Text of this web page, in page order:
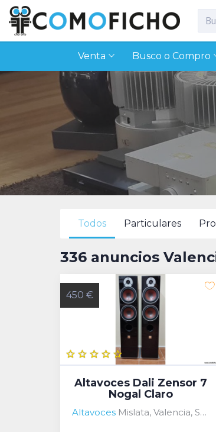
Venta Busco o Compro
Todos Particulares
336 anuncios
450 €
Altavoces Dali Zensor 7
Nogal Claro
Altavoces Mislata, Valencia, Spain